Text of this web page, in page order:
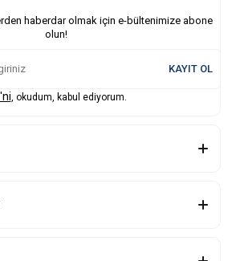
haberdar olmak için e-bültenimize abone
olun!
KAYIT OL
, okudum, kabul ediyorum.